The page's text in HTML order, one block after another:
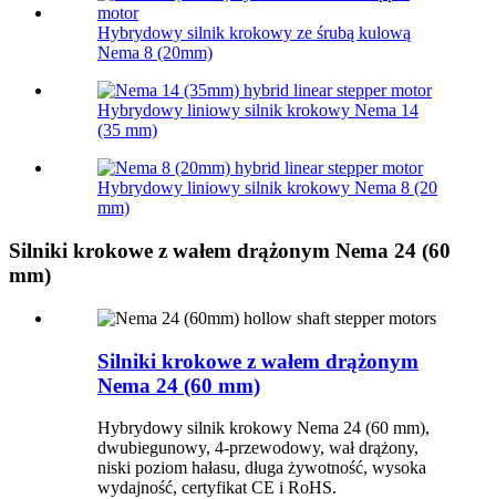
Hybrydowy silnik krokowy ze śrubą kulową
Nema 8 (20mm)
Hybrydowy liniowy silnik krokowy Nema 14
(35 mm)
Hybrydowy liniowy silnik krokowy Nema 8 (20
mm)
Silniki krokowe z wałem drążonym Nema 24 (60
mm)
Silniki krokowe z wałem drążonym
Nema 24 (60 mm)
Hybrydowy silnik krokowy Nema 24 (60 mm),
dwubiegunowy, 4-przewodowy, wał drążony,
niski poziom hałasu, długa żywotność, wysoka
wydajność, certyfikat CE i RoHS.